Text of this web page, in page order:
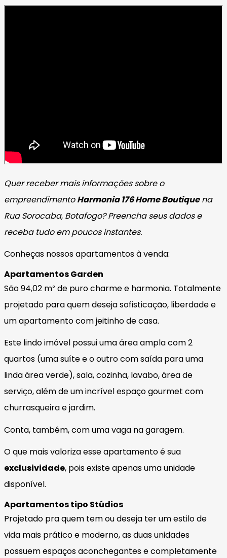
Quer receber mais informações sobre o
empreendimentoHarmonia 176 Home Boutiquena
Rua Sorocaba, Botafogo? Preencha seus dados e
receba tudo em poucos instantes.
Conheças nossos apartamentos à venda:
Apartamentos Garden
São 94,02 m² de puro charme e harmonia. Totalmente
projetado para quem deseja sofisticação, liberdade e
um apartamento com jeitinho de casa.
Este lindo imóvel possui uma área ampla com 2
quartos (uma suíte e o outro com saída para uma
linda área verde), sala, cozinha, lavabo, área de
serviço, além de um incrível espaço gourmet com
churrasqueira e jardim.
Conta, também, com uma vaga na garagem.
O que mais valoriza esse apartamento é sua
exclusividade, pois existe apenas uma unidade
disponível.
Apartamentos tipo Stúdios
Projetado pra quem tem ou deseja ter um estilo de
vida mais prático e moderno, as duas unidades
possuem espaços aconchegantes e completamente